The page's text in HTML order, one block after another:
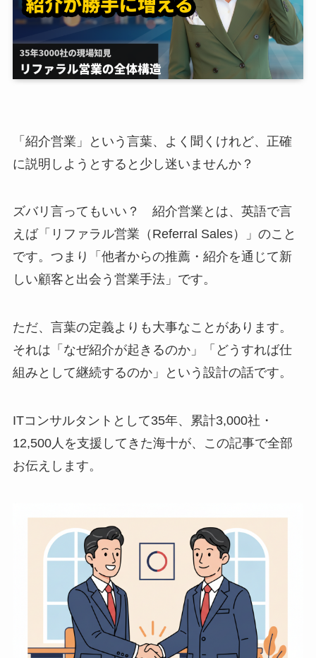
「紹介営業」という言葉、よく聞くけれど、正確
に説明しようとすると少し迷いませんか？
ズバリ言ってもいい？ 紹介営業とは、英語で言
えば「リファラル営業（Referral Sales）」のこと
です。つまり「他者からの推薦・紹介を通じて新
しい顧客と出会う営業手法」です。
ただ、言葉の定義よりも大事なことがあります。
それは「なぜ紹介が起きるのか」「どうすれば仕
組みとして継続するのか」という設計の話です。
ITコンサルタントとして35年、累計3,000社・
12,500人を支援してきた海十が、この記事で全部
お伝えします。